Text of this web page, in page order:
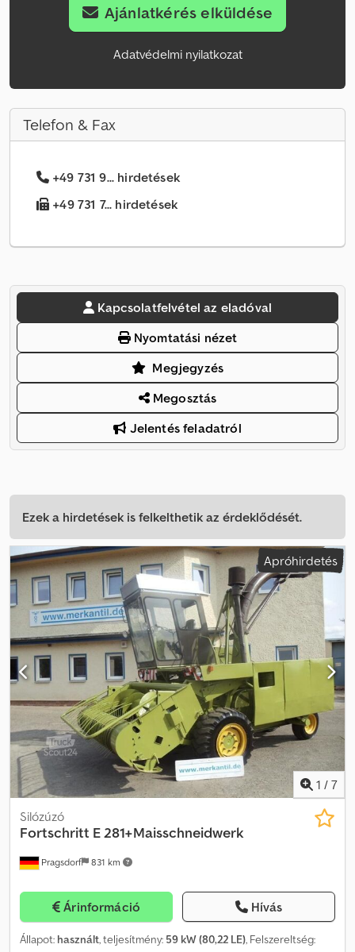
Ajánlatkérés elküldése
Adatvédelmi nyilatkozat
Telefon & Fax
+49 731 9... hirdetések
+49 731 7... hirdetések
Kapcsolatfelvétel az eladóval
Nyomtatási nézet
Megjegyzés
Megosztás
Jelentés feladatról
Ezek a hirdetések is felkelthetik az érdeklődését.
Apróhirdetés
1 / 7
Pragsdorf 831 km
Silózúzó
Fortschritt E 281+Maisschneidwerk
Árinformáció Hívás
Állapot: használt, teljesítmény: 59 kW (80,22 LE), Felszereltség: